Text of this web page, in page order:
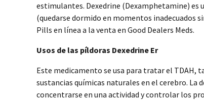
estimulantes. Dexedrine (Dexamphetamine)
(quedarse dormido en momentos inadecuados
Pills en línea a la venta en Good Dealers Meds.
Usos de las píldoras Dexedrine Er
Este medicamento se usa para tratar el
sustancias químicas naturales en el cerebro. La
concentrarse en una actividad y controlar los